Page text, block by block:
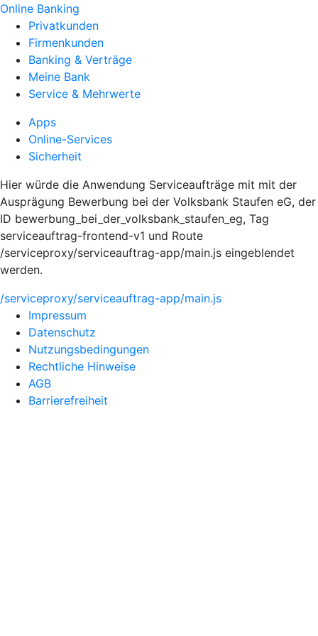
Online Banking
Privatkunden
Firmenkunden
Banking & Verträge
Meine Bank
Service & Mehrwerte
Apps
Online-Services
Sicherheit
Hier würde die Anwendung Serviceaufträge mit mit der
Ausprägung Bewerbung bei der Volksbank Staufen eG, der
ID bewerbung_bei_der_volksbank_staufen_eg, Tag
serviceauftrag-frontend-v1 und Route
/serviceproxy/serviceauftrag-app/main.js eingeblendet
werden.
/serviceproxy/serviceauftrag-app/main.js
Impressum
Datenschutz
Nutzungsbedingungen
Rechtliche Hinweise
AGB
Barrierefreiheit